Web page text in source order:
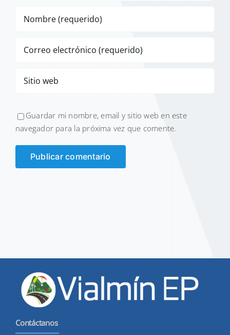
Guardar mi nombre, email y sitio web en este
navegador para la próxima vez que comente.
Contáctanos